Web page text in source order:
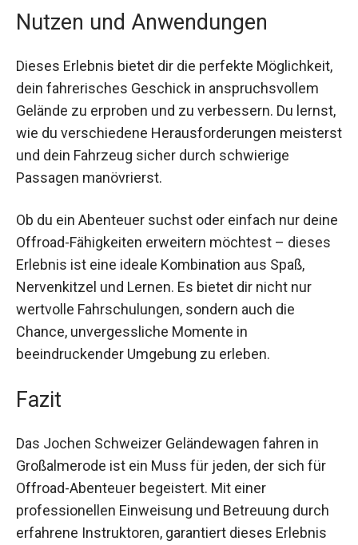
Nutzen und Anwendungen
Dieses Erlebnis bietet dir die perfekte
Möglichkeit, dein fahrerisches Geschick in
anspruchsvollem Gelände zu erproben und zu
verbessern. Du lernst, wie du verschiedene
Herausforderungen meisterst und dein Fahrzeug
sicher durch schwierige Passagen manövrierst.
Ob du ein Abenteuer suchst oder einfach nur
deine Offroad-Fähigkeiten erweitern möchtest –
dieses Erlebnis ist eine ideale Kombination aus
Spaß, Nervenkitzel und Lernen. Es bietet dir nicht
nur wertvolle Fahrschulungen, sondern auch die
Chance, unvergessliche Momente in
Fazit
Das Jochen Schweizer Geländewagen fahren in
Großalmerode ist ein Muss für jeden, der sich für
Offroad-Abenteuer begeistert. Mit einer
professionellen Einweisung und Betreuung durch